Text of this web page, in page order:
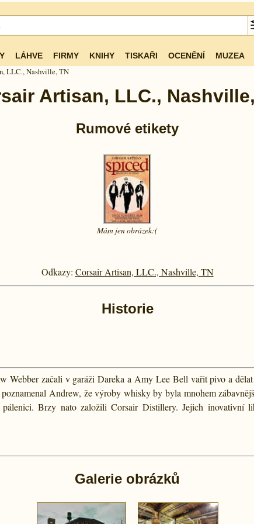
LÁHVE FIRMY KNIHY TISKAŘI OCENĚNÍ MUZEA
LLC., Nashville, TN
Artisan, LLC.,
Rumové etikety
Mám jenobrázek:(
Odkazy: Corsair Artisan, LLC., Nashville, TN
Historie
Webber začali v garáži Dareka a Amy Lee Bell vařit pivo a
Andrew, že výroby whisky by byla mnohem
Brzy nato založili Corsair Distillery. Jejich inovativní
Galerie obrázků